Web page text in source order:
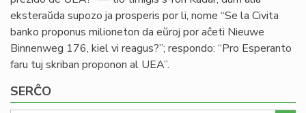
eksteraŭda supozo ja prosperis por li, nome “Se la Civita
banko proponus milioneton da eŭroj por aĉeti Nieuwe
Binnenweg 176, kiel vi reagus?”; respondo: “Pro Esperanto
faru tuj skriban proponon al UEA”.
SERĈO